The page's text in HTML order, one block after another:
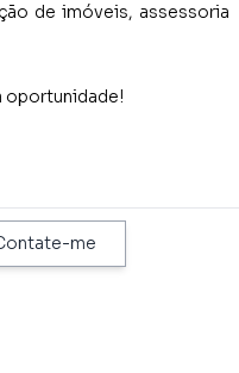
de imóveis, assessoria
oportunidade!
me